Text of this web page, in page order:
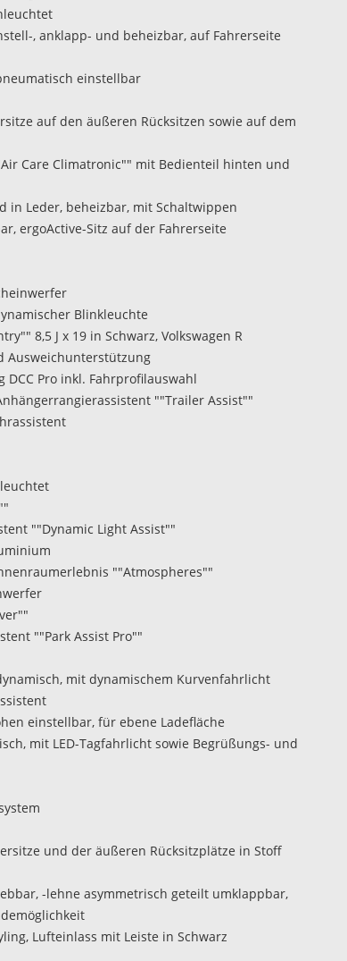
, anklapp- und beheizbar, auf Fahrerseite
einstellbar
auf den äußeren Rücksitzen sowie auf dem
Care Climatronic"" mit Bedienteil hinten und
in Leder, beheizbar, mit Schaltwippen
ergoActive-Sitz auf der Fahrerseite
Blinkleuchte
8,5 J x 19 in Schwarz, Volkswagen R
Ausweichunterstützung
DCC Pro inkl. Fahrprofilauswahl
""Trailer Assist""
""Dynamic Light Assist""
""Atmospheres""
""Park Assist Pro""
mit dynamischem Kurvenfahrlicht
einstellbar, für ebene Ladefläche
mit LED-Tagfahrlicht sowie Begrüßungs- und
und der äußeren Rücksitzplätze in Stoff
-lehne asymmetrisch geteilt umklappbar,
Lufteinlass mit Leiste in Schwarz